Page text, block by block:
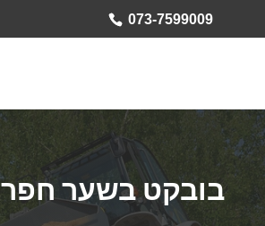
073-7599009
בובקט בשער חפר